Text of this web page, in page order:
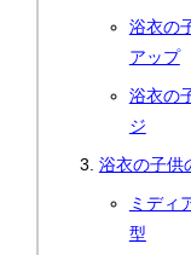
浴衣の
アップ
浴衣の
ジ
浴衣の子供
ミディ
型